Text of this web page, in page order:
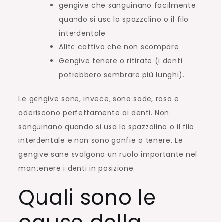
gengive che sanguinano facilmente
quando si usa lo spazzolino o il filo
interdentale
Alito cattivo che non scompare
Gengive tenere o ritirate (i denti
potrebbero sembrare più lunghi).
Le gengive sane, invece, sono sode, rosa e
aderiscono perfettamente ai denti. Non
sanguinano quando si usa lo spazzolino o il filo
interdentale e non sono gonfie o tenere. Le
gengive sane svolgono un ruolo importante nel
mantenere i denti in posizione.
Quali sono le